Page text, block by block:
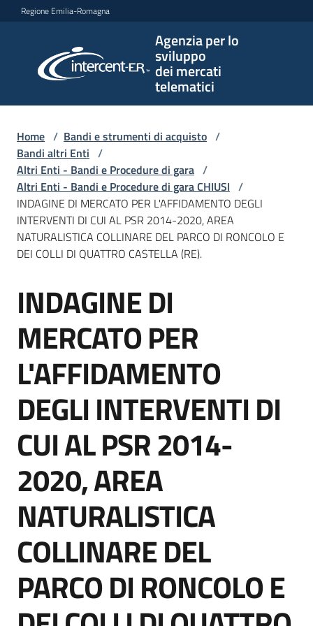
Vai al contenuto
Vai alla navigazione
Vai al footer
Regione Emilia-Romagna
Agenzia per lo
sviluppo
dei mercati
telematici
per lo
sviluppo
telematici
L'Agenzia
Bandi
strumenti
Supporto
Piattaforme
telematiche
English
site
Home / Bandi e strumenti di acquisto /
Bandi altri Enti /
Altri Enti - Bandi e Procedure di gara /
Altri Enti - Bandi e Procedure di gara CHIUSI /
INDAGINE DI MERCATO PER L'AFFIDAMENTO DEGLI
INTERVENTI DI CUI AL PSR 2014-2020, AREA
NATURALISTICA COLLINARE DEL PARCO DI RONCOLO E
DEI COLLI DI QUATTRO CASTELLA (RE).
Salta al contenuto
INDAGINE DI
MERCATO PER
L'AFFIDAMENTO
DEGLI INTERVENTI DI
CUI AL PSR 2014-
2020, AREA
NATURALISTICA
COLLINARE DEL
PARCO DI RONCOLO E